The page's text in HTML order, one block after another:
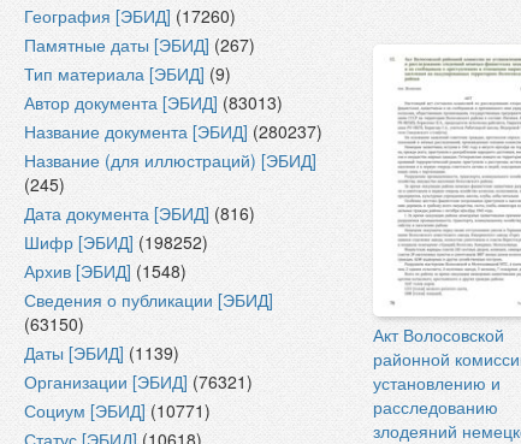
География [ЭБИД] (17260)
Памятные даты [ЭБИД] (267)
Тип материала [ЭБИД] (9)
Автор документа [ЭБИД] (83013)
Название документа [ЭБИД] (280237)
Название (для иллюстраций) [ЭБИД]
(245)
Дата документа [ЭБИД] (816)
Шифр [ЭБИД] (198252)
Архив [ЭБИД] (1548)
Сведения о публикации [ЭБИД]
(63150)
Даты [ЭБИД] (1139)
Организации [ЭБИД] (76321)
Социум [ЭБИД] (10771)
Статус [ЭБИД] (10618)
Акт Волосовской
районной
установлению и
расследованию
злодеяний